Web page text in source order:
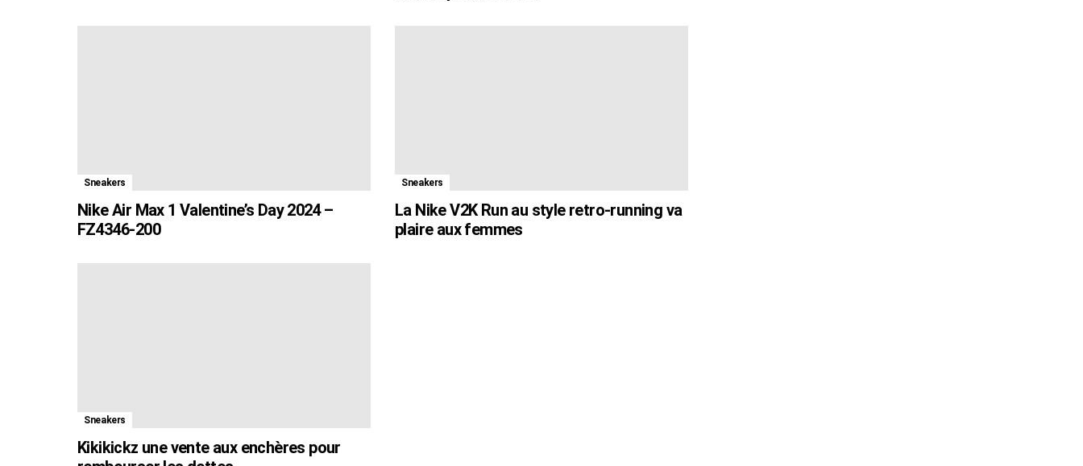
Sneakers
Nike Air Max 1 Valentine’s Day 2024 –
FZ4346-200
Sneakers
La Nike V2K Run au style retro-running va
plaire aux femmes
Sneakers
Kikikickz une vente aux enchères pour